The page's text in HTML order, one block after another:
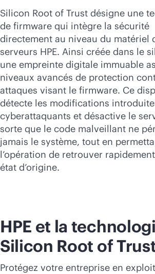
Silicon Root of Trust désigne une
de firmware qui intègre la sécurité
directement au niveau du matériel
serveurs HPE. Ainsi créée dans le
une empreinte digitale immuable
niveaux avancés de protection
attaques visant le firmware. Ce
détecte les modifications
cyberattaquants et désactive le
sorte que le code malveillant ne
jamais le système, tout en
l’opération de retrouver
état d’origine.
HPE et la
Silicon Root of
Protégez votre entreprise en